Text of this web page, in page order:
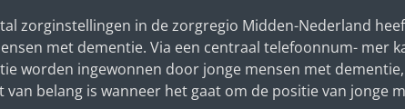
zorginstellingen in de zorgregio Midden-Nederland
met dementie. Via een centraal telefoonnum- mer
worden ingewonnen door jonge mensen met
van belang is wanneer het gaat om de positie van jonge